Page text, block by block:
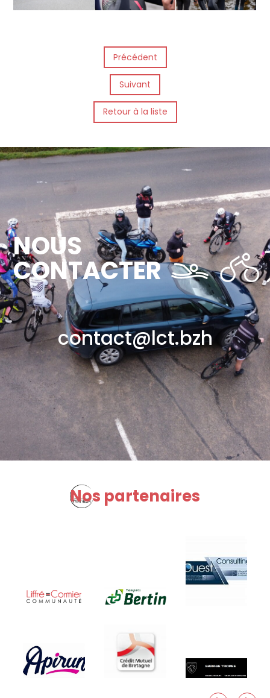
Retour à la liste
Précédent
Suivant
NOUS
CONTACTER
contact@lct.bzh
Nos partenaires